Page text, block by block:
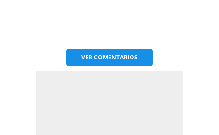
VERCOMENTARIOS